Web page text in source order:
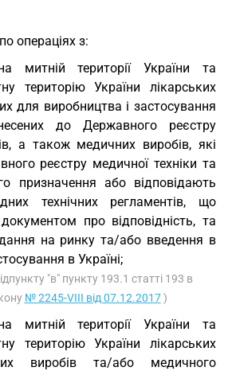
операціях з:
митній території України та
територію України лікарських
для виробництва і застосування
до Державного реєстру
а також медичних виробів, які
реєстру медичної техніки та
призначення або відповідають
технічних регламентів, що
про відповідність, та
на ринку та/або введення в
в Україні;
"в" пункту 193.1 статті 193 в
№ 2245-VIII від 07.12.2017)
митній території України та
територію України лікарських
виробів та/або медичного